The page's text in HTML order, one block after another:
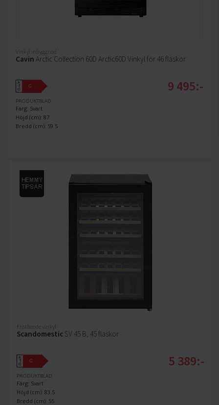
Vinkyl inbyggnad
Cavin Arctic Collection 60D Arctic60D Vinkyl för 46 flaskor
A
↑
G
G
PRODUKTBLAD
Färg: Svart
Höjd (cm): 87
Bredd (cm): 59.5
9 495:-
Fristående vinkyl
Scandomestic SV 45 B, 45 flaskor
A
↑
G
G
PRODUKTBLAD
Färg: Svart
Höjd (cm): 83.5
Bredd (cm): 55
5 389:-